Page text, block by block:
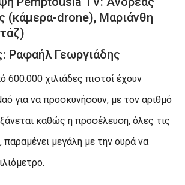
(κάμερα-drone), Μαριάνθη
Ραφαήλ Γεωργιάδης
600.000 χιλιάδες πιστοί έχουν
για να προσκυνήσουν, με τον αριθμό
καθώς η προσέλευση, όλες τις
μεγάλη με την ουρά να